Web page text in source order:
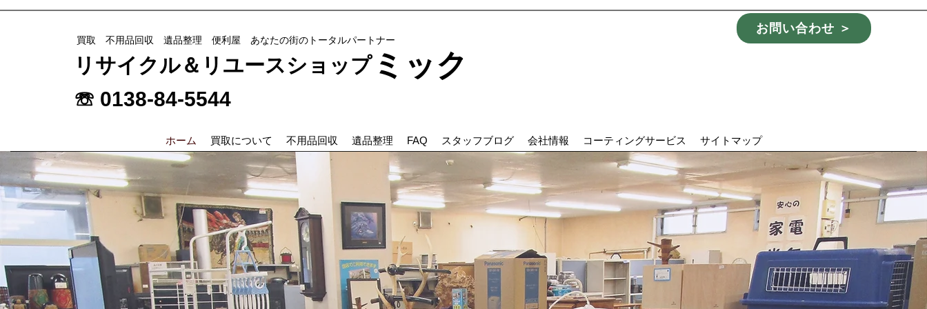
リサイクル＆リユースショップ ​​ ミック
☏ 0138-84-5544
​買取 不用品回収 遺品整理 便利屋 あなたの街のトータルパートナー
お問い合わせ ＞
ホーム 買取について 不用品回収 遺品整理 FAQ スタッフブログ 会社情報 コーティングサービス サイトマップ